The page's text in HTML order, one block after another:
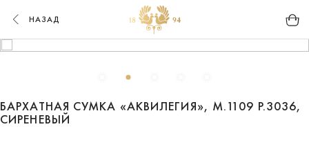
НАЗАД
БАРХАТНАЯ СУМКА «АКВИЛЕГИЯ», М.1109 Р.3036,
СИРЕНЕВЫЙ